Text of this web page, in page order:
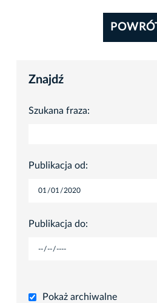
POWRÓT
Znajdź
Szukana fraza:
Publikacja od:
Publikacja do:
Pokaż archiwalne